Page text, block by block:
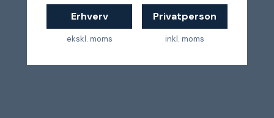
Erhverv
ekskl. moms
Privatperson
inkl. moms